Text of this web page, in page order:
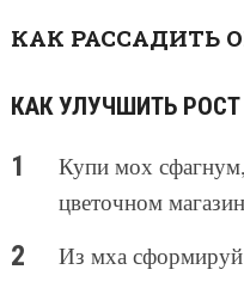
КАК РАССАДИТЬ
КАК УЛУЧШИТЬ
Купи мох
цветочном
Из мха